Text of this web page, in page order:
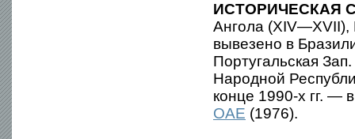
ИСТОРИЧЕСКАЯ
Ангола (XIV—XVII),
вывезено в
Португальская
Народной
конце 1990-х гг. —
ОАЕ (1976).